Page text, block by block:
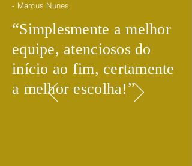
- Marcus Nunes
​“Simplesmente a melhor
equipe, atenciosos do
início ao fim, certamente
a melhor escolha!​”